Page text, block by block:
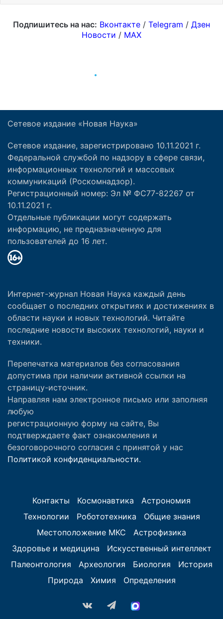
Сетевое издание «Новая Наука»
Сетевое издание, зарегистрировано 10.11.2021 г.
Федеральной службой по надзору в сфере связи,
информационных технологий и массовых
коммуникаций (Роскомнадзор).
Регистрационный номер: Эл № ФС77-82267 от
10.11.2021 г.
Отдельные публикации могут содержать
информацию, не предназначенную для
пользователей до 16 лет.
Интернет-журнал Новая Наука каждый день
сообщает о последних открытиях и достижениях в
области науки и новых технологий. Читайте
последние новости высоких технологий, науки и
техники.
Перепечатка материалов без согласования
допустима при наличии активной ссылки на
страницу-источник.
Направляя нам электронное письмо или заполняя
любую
регистрационную форму на сайте, Вы
подтверждаете факт ознакомления и
безоговорочного согласия с принятой у нас
Политикой конфиденциальности.
Контакты Космонавтика
Астрономия
Технологии
Робототехника
Общие знания
Местоположение МКС
Астрофизика
Здоровье и медицина
Искусственный интеллект
Палеонтология
Археология Биология
История
Природа
Химия Определения
vk.com Telegram